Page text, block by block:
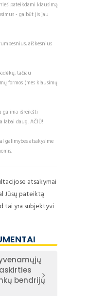
pateikdami klausimą
- galbūt jis jau
aiškesnius
tačiau
formos (mes klausimų
galima išreikšti
labai daug. AČIŪ!
galimybes atsakysime
atsakymai
Jūsų pateiktą
tai yra subjektyvi
bendrijų